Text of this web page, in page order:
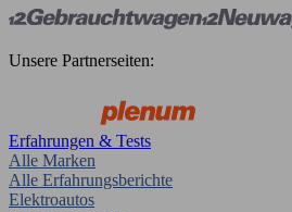
Unsere Partnerseiten:
Erfahrungen & Tests
Alle Marken
Alle Erfahrungsberichte
Elektroautos